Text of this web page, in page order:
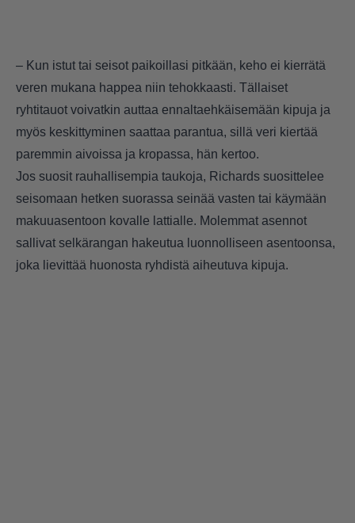
– Kun istut tai seisot paikoillasi pitkään, keho ei kierrätä
veren mukana happea niin tehokkaasti. Tällaiset
ryhtitauot voivatkin auttaa ennaltaehkäisemään kipuja ja
myös keskittyminen saattaa parantua, sillä veri kiertää
paremmin aivoissa ja kropassa, hän kertoo.
Jos suosit rauhallisempia taukoja, Richards suosittelee
seisomaan hetken suorassa seinää vasten tai käymään
makuuasentoon kovalle lattialle. Molemmat asennot
sallivat selkärangan hakeutua luonnolliseen asentoonsa,
joka lievittää huonosta ryhdistä aiheutuva kipuja.